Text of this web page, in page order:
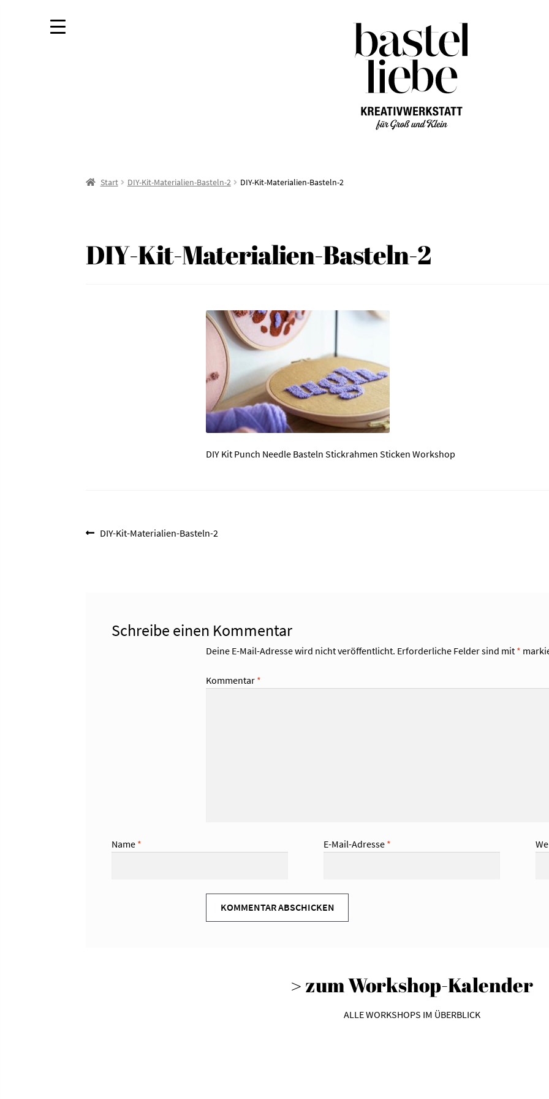
Navigation
springen
Zum
Inhalt
springen
Start DIY-Kit-Materialien-Basteln-2 DIY-Kit-Materialien-Basteln-2
DIY-Kit-Materialien-Basteln-2
DIY Kit Punch Needle Basteln Stickrahmen Sticken Workshop
Beitragsnavigation
Vorheriger
DIY-Kit-Materialien-Basteln-2
Schreibe einen Kommentar
Deine E-Mail-Adresse wird nicht veröffentlicht. Erforderliche Felder sind mit *
Kommentar *
Name * E-Mail-Adresse *
> zum Workshop-Kalender
ALLE WORKSHOPS IM ÜBERBLICK